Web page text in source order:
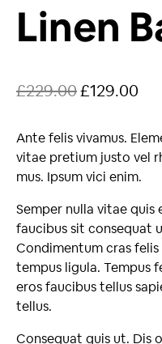
Linen
£229.00£129.00
Ante felis vivamus.
vitae pretium justo vel
mus. Ipsum vici enim.
Semper nulla vitae
faucibus sit consequat
Condimentum cras felis
tempus ligula. Tempus
eros faucibus tellus
tellus.
Consequat quis ut. Dis